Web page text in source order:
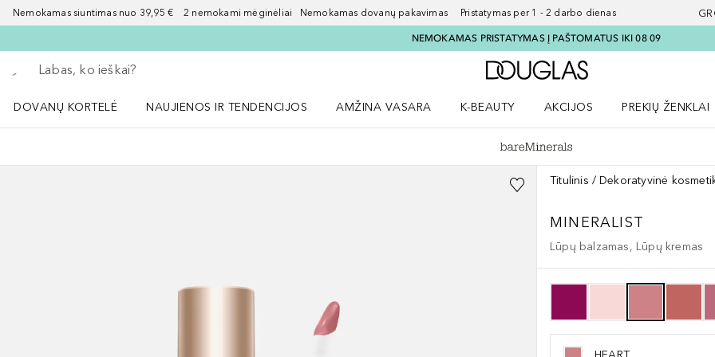
Nemokamas siuntimas nuo 39,95 € 2 nemokami mėginėliai Nemokamas dovanų pakavimas Pristatymas per 1 - 2 darbo dienas
NEMOKAMAS PRISTATYMAS Į PAŠTOMATUS IKI 08 09
Grįžk atgal
Vykdykite paiešką
Į Douglas pagrindinį
DOVANŲ KORTELĖ
NAUJIENOS IR TENDENCIJOS
AMŽINA VASARA
K-BEAUTY
AKCIJOS
PREKIŲ ŽENKLAI
Titulinis Dekoratyvinė
MINERALIST
Lūpų balzamas, Lūpų kremas